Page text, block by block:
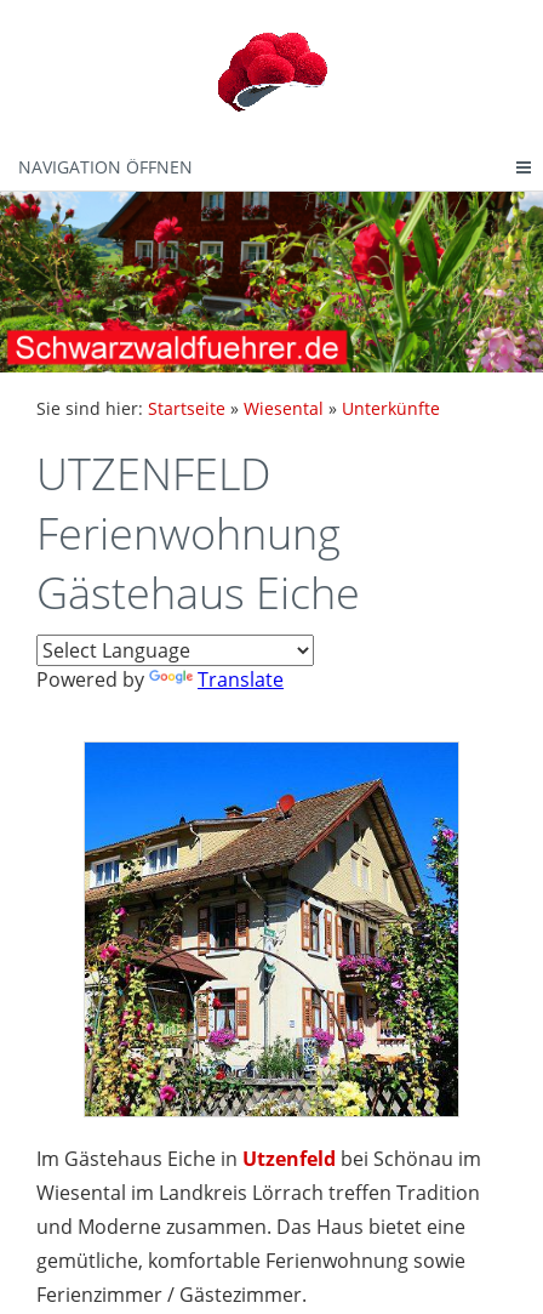
NAVIGATION ÖFFNEN
Sie sind hier: Startseite » Wiesental » Unterkünfte
UTZENFELD
Ferienwohnung
Gästehaus Eiche
Powered by Translate
Im Gästehaus Eiche in Utzenfeld bei Schönau im
Wiesental im Landkreis Lörrach treffen Tradition
und Moderne zusammen. Das Haus bietet eine
gemütliche, komfortable Ferienwohnung sowie
Ferienzimmer / Gästezimmer.